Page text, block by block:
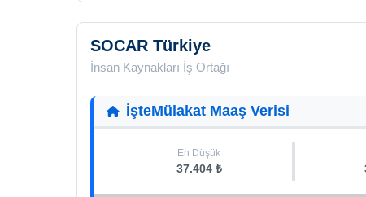
SOCAR Türkiye
İnsan Kaynakları İş Ortağı
İşteMülakat Maaş Verisi
En Düşük
37.404 ₺